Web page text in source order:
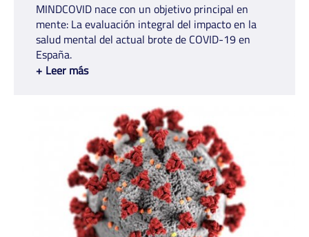
MINDCOVID nace con un objetivo principal en
mente: La evaluación integral del impacto en la
salud mental del actual brote de COVID-19 en
España.
+ Leer más